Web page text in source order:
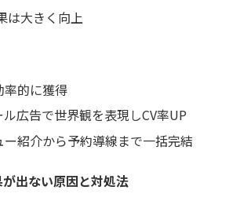
は大きく向上
的に獲得
広告で世界観を表現しCV率UP
紹介から予約導線まで一括完結
出ない原因と対処法